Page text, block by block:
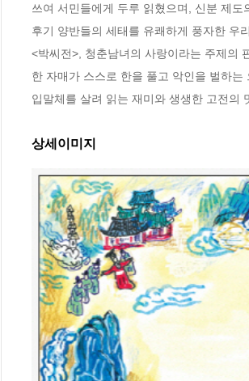
쓰여 서민들에게 두루 읽혔으며, 신분 제
후기 양반들의 세태를 유쾌하게 풍자한 우
<박씨전>, 청춘남녀의 사랑이라는 주제의
한 자매가 스스로 한을 풀고 악인을 벌하
입말체를 살려 읽는 재미와 생생한 고전의
상세이미지